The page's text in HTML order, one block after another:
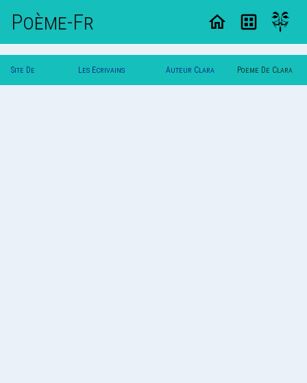
Poème-Fr
Site De Les Ecrivains Auteur Clara Poeme De Clara